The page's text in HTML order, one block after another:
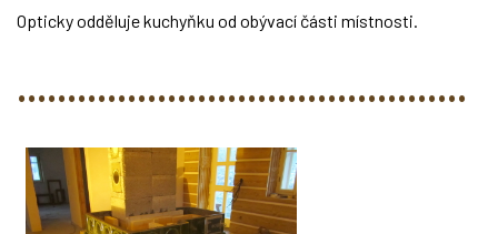
Opticky odděluje kuchyňku od obývací části místnosti.
.............................................